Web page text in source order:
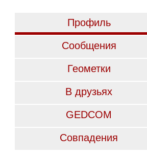
Профиль
Сообщения
Геометки
В друзьях
GEDCOM
Совпадения